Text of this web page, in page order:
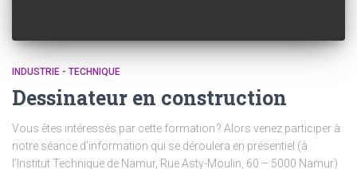
INDUSTRIE - TECHNIQUE
Dessinateur en construction
Vous êtes intéressés par cette formation ? Alors venez participer à
notre séance d’information qui se déroulera en présentiel (à
l’Institut Technique de Namur, Rue Asty-Moulin, 60 – 5000 Namur)